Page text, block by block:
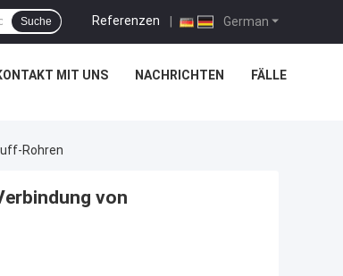
German
Referenzen |
Suche
MIT UNS NACHRICHTEN FÄLLE
Rohren
von